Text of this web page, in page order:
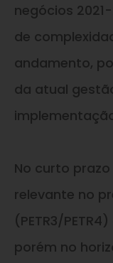
negócios
de
andamento,
da atual
No curto
relevante no
(PETR3/
porém no